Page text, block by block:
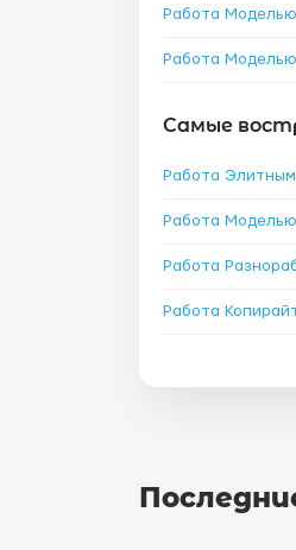
Работа
Работа
Самые
Работа
Работа
Работа
Работа